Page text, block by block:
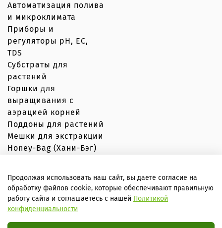
Автоматизация полива
и микроклимата
Приборы и
регуляторы рН, EC,
TDS
Субстраты для
растений
Горшки для
выращивания с
аэрацией корней
Поддоны для растений
Мешки для экстракции
Honey-Bag (Хани-Бэг)
© Вершки и корешки 2020–2026 Любое использование
контента без письменного разрешения запрещено
Внимание! Сайт не является публичной офертой, вся
информация носит справочный характер. Все условия
Продолжая использовать наш сайт, вы даете согласие на
обработку файлов cookie, которые обеспечивают правильную
работу сайта и соглашаетесь с нашей Политикой
конфиденциальности